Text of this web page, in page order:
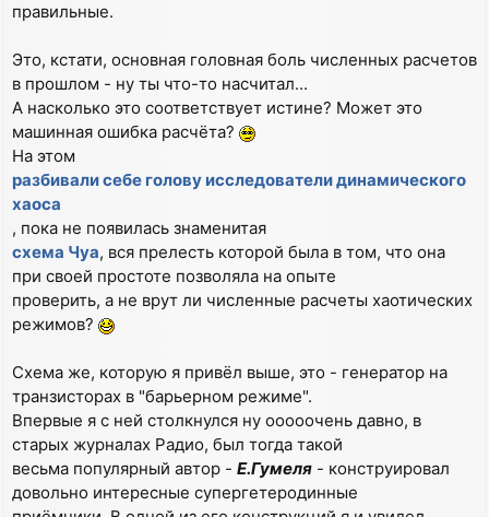
правильные.
Это, кстати, основная головная боль численных расчетов
в прошлом - ну ты что-то насчитал...
А насколько это соответствует истине? Может это
машинная ошибка расчёта?
На этом
разбивали себе голову исследователи динамического
хаоса
, пока не появилась знаменитая
схема Чуа, вся прелесть которой была в том, что она
при своей простоте позволяла на опыте
проверить, а не врут ли численные расчеты хаотических
режимов?
Схема же, которую я привёл выше, это - генератор на
транзисторах в "барьерном режиме".
Впервые я с ней столкнулся ну ооооочень давно, в
старых журналах Радио, был тогда такой
весьма популярный автор - Е.Гумеля - конструировал
довольно интересные супергетеродинные